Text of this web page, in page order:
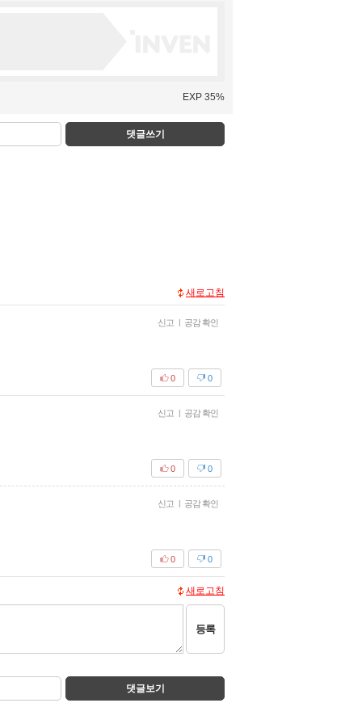
EXP 35%
댓글쓰기
새로고침
신고 | 공감 확인
0
0
신고 | 공감 확인
0
0
신고 | 공감 확인
0
0
새로고침
등록
댓글보기